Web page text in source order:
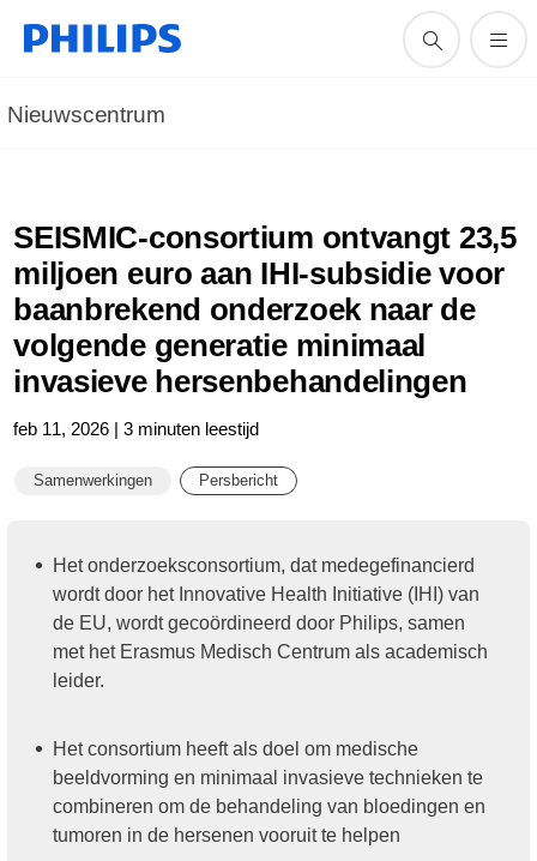
Nieuwscentrum
SEISMIC-consortium ontvangt 23,5
miljoen euro aan IHI-subsidie voor
baanbrekend onderzoek naar de
volgende generatie minimaal
invasieve hersenbehandelingen
feb 11, 2026 | 3 minuten leestijd
Samenwerkingen Persbericht
Het onderzoeksconsortium, dat medegefinancierd
wordt door het Innovative Health Initiative (IHI) van
de EU, wordt gecoördineerd door Philips, samen
met het Erasmus Medisch Centrum als academisch
leider.
Het consortium heeft als doel om medische
beeldvorming en minimaal invasieve technieken te
combineren om de behandeling van bloedingen en
tumoren in de hersenen vooruit te helpen